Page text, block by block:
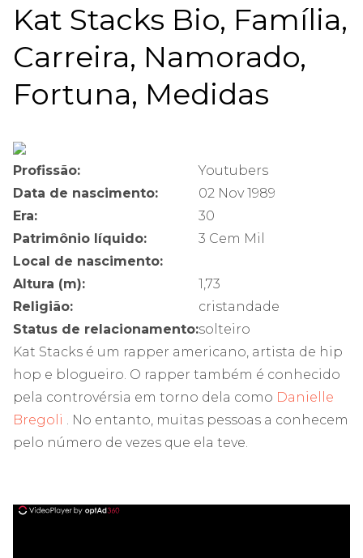
Kat Stacks Bio, Família,
Carreira, Namorado,
Fortuna, Medidas
Profissão:
Youtubers
Data de nascimento:
02 Nov 1989
Era:
30
Patrimônio líquido:
3 Cem Mil
Local de nascimento:
Altura (m):
1,73
Religião:
cristandade
Status de relacionamento:solteiro
Kat Stacks é um rapper americano, artista de hip
hop e blogueiro. O rapper também é conhecido
pela controvérsia em torno dela como Danielle
Bregoli
. No entanto, muitas pessoas a conhecem
pelo número de vezes que ela teve.